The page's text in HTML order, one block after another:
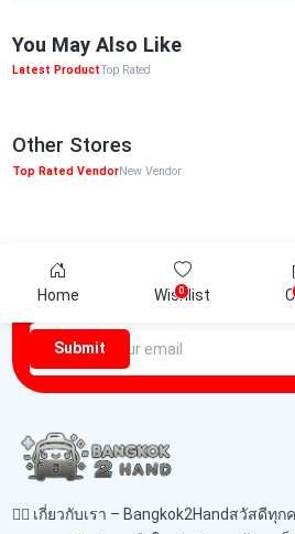
You May Also Like
Latest ProductTop Rated
Other Stores
Top Rated VendorNew Vendor
Home 0
Wishlist
Newsletter
Submit
🙋‍♂️ เกี่ยวกับเรา – Bangkok2Handสวัสดี